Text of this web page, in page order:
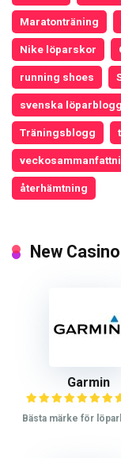
Maratonträning
Nike löparskor
running shoes
svenska
Träningsblogg
återhämtning
New
Garmin
Bästa märke för